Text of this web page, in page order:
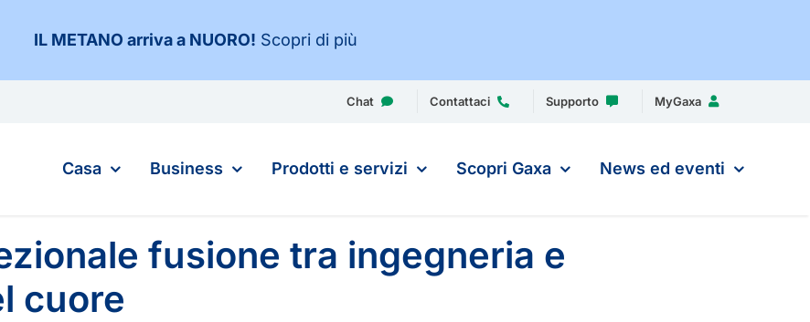
IL METANO arriva a NUORO! Scopri di più
Chat Contattaci Supporto MyGaxa
Casa Business Prodotti e servizi Scopri Gaxa News ed eventi
fusione tra ingegneria e
cuore